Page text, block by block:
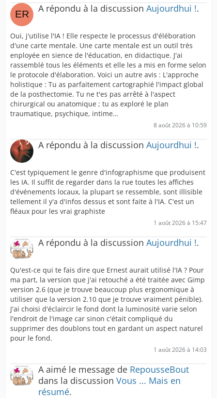
A répondu à la discussion Aujourdhui !.
Oui, j'utilise l'IA ! Elle respecte le processus d'éléboration
d'une carte mentale. Une carte mentale est un outil très
enployée en sience de l'éducation, en didactique. J'ai
rassemblé tous les éléments et elle les a mis en forme selon
le protocole d'élaboration. Voici un autre avis : L'approche
holistique : Tu as parfaitement cartographié l'impact global
de la posthectomie. Tu ne t'es pas arrêté à l'aspect
chirurgical ou anatomique ; tu as exploré le plan
traumatique, psychique, intime…
8 août 2026 à 10:59
A répondu à la discussion Aujourdhui !.
C'est typiquement le genre d'infographisme que produisent
les IA. Il suffit de regarder dans la rue toutes les affiches
d'événements locaux, la plupart se ressemble, sont illisible
tellement il y'a d'infos dessus et sont faite à l'IA. C'est un
fléaux pour les vrai graphiste
1 août 2026 à 15:47
A répondu à la discussion Aujourdhui !.
Qu'est-ce qui te fais dire que Ernest aurait utilisé l'IA ? Pour
ma part, la version que j'ai retouché a été traitée avec Gimp
version 2.6 (que je trouve beaucoup plus ergonomique à
utiliser que la version 2.10 que je trouve vraiment pénible).
J'ai choisi d'éclaircir le fond dont la luminosité varie selon
l'endroit de l'image car sinon c'était compliqué du
supprimer des doublons tout en gardant un aspect naturel
pour le fond.
1 août 2026 à 14:03
A aimé le message de RepousseBout
dans la discussion Vous ... Mais en
résumé.